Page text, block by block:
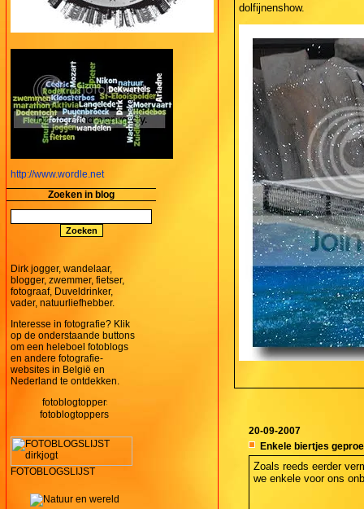
http://www.wordle.net
Zoeken in blog
Dirk jogger, wandelaar,
blogger, zwemmer, fietser,
fotograaf, Duveldrinker,
vader, natuurliefhebber.
Interesse in fotografie? Klik
op de onderstaande buttons
om een heleboel fotoblogs
en andere fotografie-
websites in België en
Nederland te ontdekken.
fotoblogtoppers
FOTOBLOGSLIJST
dolfijnenshow.
20-09-2007
Enkele biertjes
Zoals reeds eerder
we enkele voor ons